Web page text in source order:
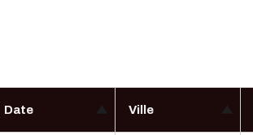
Date Ville